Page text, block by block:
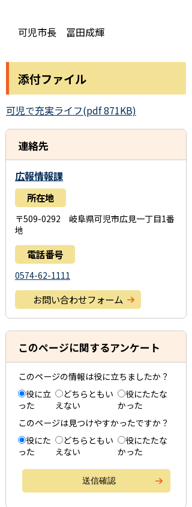
可児市長 冨田成輝
添付ファイル
可児で充実ライフ(pdf 871KB)
連絡先
広報情報課
所在地
〒509-0292 岐阜県可児市広見一丁目1番
地
電話番号
0574-62-1111
お問い合わせフォーム
このページに関するアンケート
このページの情報は役に立ちましたか？
役に立
った
どちらともい
えない
役にたたな
かった
このページは見つけやすかったですか？
役にた
った
どちらともい
えない
役にたたな
かった